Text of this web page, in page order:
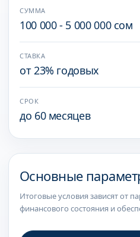
СУММА
100 000 - 5 000 000 сом
СТАВКА
от 23% годовых
СРОК
до 60 месяцев
Основные
Итоговые условия зависят от
финансового состояния и